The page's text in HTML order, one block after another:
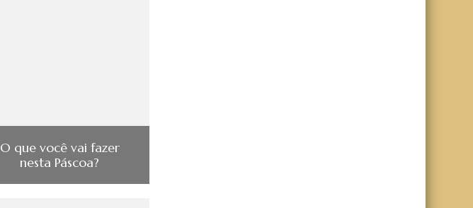
O que você vai fazer
nesta Páscoa?